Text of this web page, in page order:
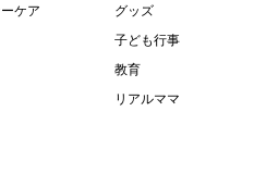
ケア
グッズ
子ども行事
教育
リアルママ